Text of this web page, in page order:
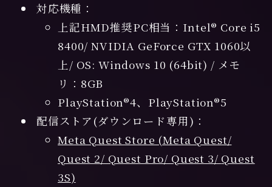
対応機種：
上記HMD推奨PC相当：Intel® Core i5
8400/ NVIDIA GeForce GTX 1060以
上/ OS: Windows 10 (64bit) / メモ
リ：8GB
PlayStation®4、PlayStation®5
配信ストア(ダウンロード専用)：
Meta Quest Store (Meta Quest/
Quest 2/ Quest Pro/ Quest 3/ Quest
3S)